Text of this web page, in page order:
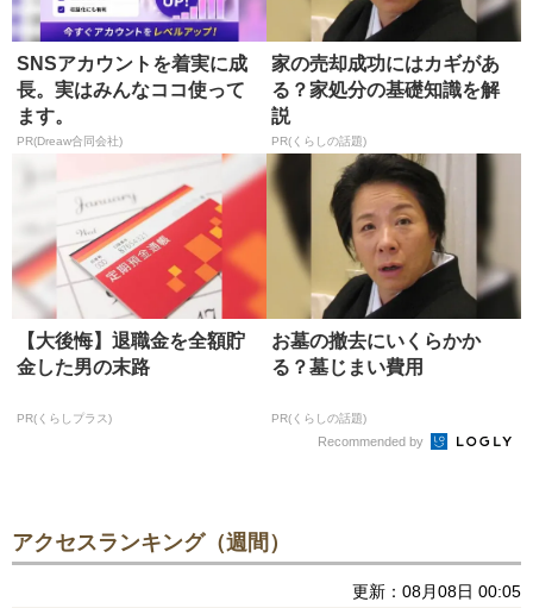
SNSアカウントを着実に成
長。実はみんなココ使って
ます。
PR(Dreaw合同会社)
家の売却成功にはカギがあ
る？家処分の基礎知識を解
説
PR(くらしの話題)
【大後悔】退職金を全額貯
金した男の末路
PR(くらしプラス)
お墓の撤去にいくらかか
る？墓じまい費用
PR(くらしの話題)
Recommended by
アクセスランキング（週間）
更新：08月08日 00:05